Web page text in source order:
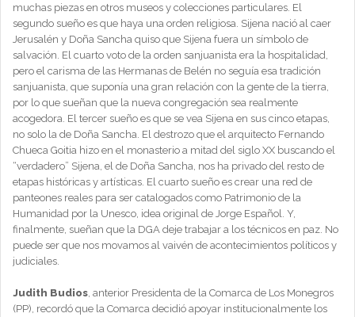
muchas piezas en otros museos y colecciones particulares. El
segundo sueño es que haya una orden religiosa. Sijena nació al caer
Jerusalén y Doña Sancha quiso que Sijena fuera un símbolo de
salvación. El cuarto voto de la orden sanjuanista era la hospitalidad,
pero el carisma de las Hermanas de Belén no seguía esa tradición
sanjuanista, que suponía una gran relación con la gente de la tierra,
por lo que sueñan que la nueva congregación sea realmente
acogedora. El tercer sueño es que se vea Sijena en sus cinco etapas,
no solo la de Doña Sancha. El destrozo que el arquitecto Fernando
Chueca Goitia hizo en el monasterio a mitad del siglo XX buscando el
“verdadero” Sijena, el de Doña Sancha, nos ha privado del resto de
etapas históricas y artísticas. El cuarto sueño es crear una red de
panteones reales para ser catalogados como Patrimonio de la
Humanidad por la Unesco, idea original de Jorge Español. Y,
finalmente, sueñan que la DGA deje trabajar a los técnicos en paz. No
puede ser que nos movamos al vaivén de acontecimientos políticos y
judiciales.
Judith Budios , anterior Presidenta de la Comarca de Los Monegros
(PP), recordó que la Comarca decidió apoyar institucionalmente los